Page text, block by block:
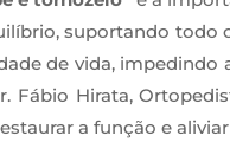
suportando
de vida,
Hirata,
a função e